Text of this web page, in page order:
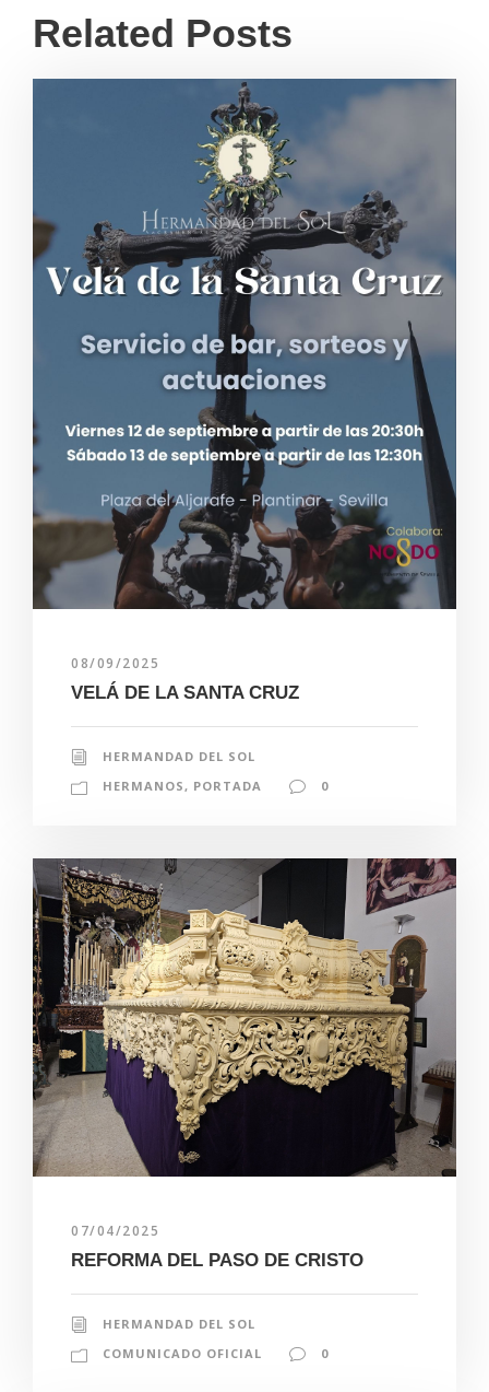
Related Posts
08/09/2025
VELÁ DE LA SANTA CRUZ
HERMANDAD DEL SOL
HERMANOS , PORTADA 0
07/04/2025
REFORMA DEL PASO DE CRISTO
HERMANDAD DEL SOL
COMUNICADO OFICIAL
0